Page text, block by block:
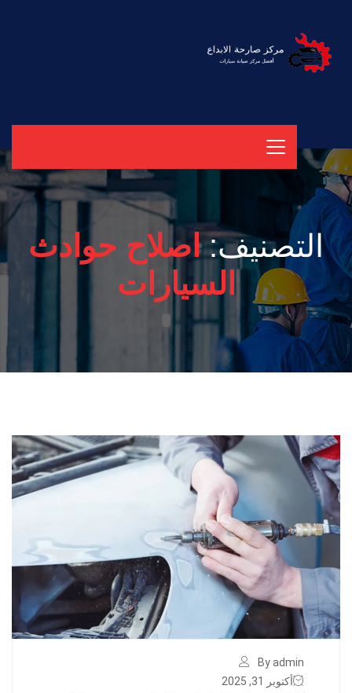
التصنيف:اصلاح حوادث
السيارات
By admin
أكتوبر 31, 2025